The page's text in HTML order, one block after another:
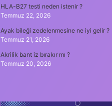
HLA-B27 testi neden istenir ?
Temmuz 22, 2026
Ayak bileği zedelenmesine ne iyi gelir ?
Temmuz 21, 2026
Akrilik bant iz bırakır mı ?
Temmuz 20, 2026